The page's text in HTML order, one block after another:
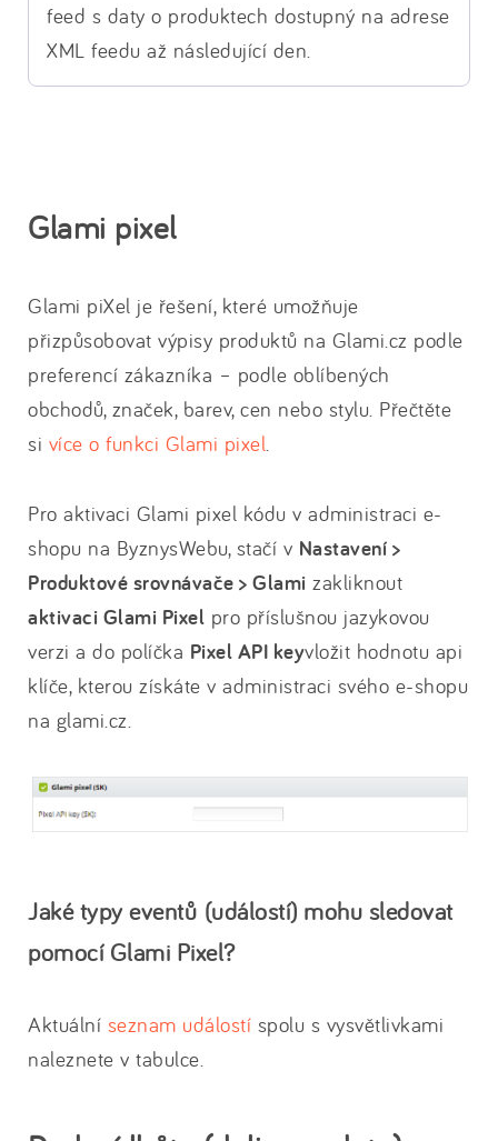
feed s daty o produktech dostupný na adrese
XML feedu až následující den.
Glami pixel
Glami piXel je řešení, které umožňuje
přizpůsobovat výpisy produktů na Glami.cz podle
preferencí zákazníka – podle oblíbených
obchodů, značek, barev, cen nebo stylu. Přečtěte
si více o funkci Glami pixel.
Pro aktivaci Glami pixel kódu v administraci e-
shopu na ByznysWebu, stačí v Nastavení >
Produktové srovnávače > Glami zakliknout
aktivaci Glami Pixel pro příslušnou jazykovou
verzi a do políčka Pixel API keyvložit hodnotu api
klíče, kterou získáte v administraci svého e-shopu
na glami.cz.
Jaké typy eventů (událostí) mohu sledovat
pomocí Glami Pixel?
Aktuální seznam událostí spolu s vysvětlivkami
naleznete v tabulce.